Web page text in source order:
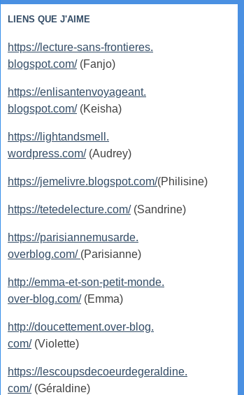
LIENS QUE J'AIME
https://lecture-sans-frontieres.
blogspot.com/(Fanjo)
https://enlisantenvoyageant.
blogspot.com/(Keisha)
https://lightandsmell.
wordpress.com/(Audrey)
https://jemelivre.blogspot.com/(Philisine)
https://tetedelecture.com/(Sandrine)
https://parisiannemusarde.
overblog.com/ (Parisianne)
http://emma-et-son-petit-monde.
over-blog.com/(Emma)
http://doucettement.over-blog.
com/(Violette)
https://lescoupsdecoeurdegeraldine.
com/(Géraldine)